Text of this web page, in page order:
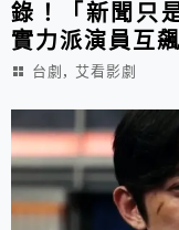
錄！「新聞只
實力派演員互
台劇 , 艾看影劇